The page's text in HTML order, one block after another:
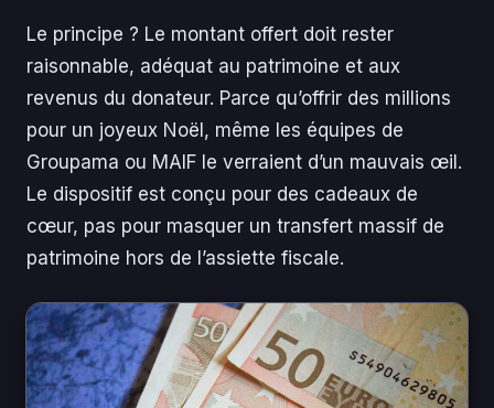
Le principe ? Le montant offert doit rester
raisonnable, adéquat au patrimoine et aux
revenus du donateur. Parce qu’offrir des millions
pour un joyeux Noël, même les équipes de
Groupama ou MAIF le verraient d’un mauvais œil.
Le dispositif est conçu pour des cadeaux de
cœur, pas pour masquer un transfert massif de
patrimoine hors de l’assiette fiscale.